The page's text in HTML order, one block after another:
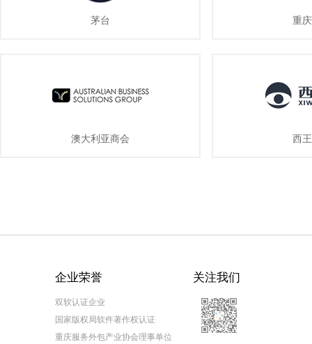
茅台 重
澳大利亚商会 西
企业荣誉
双软认证企业
国家版权局软件著作权认证
重庆服务外包产业协会理事单位
关注我们